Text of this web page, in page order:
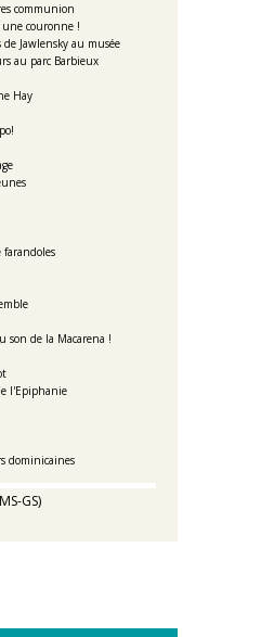
communion
une couronne !
de Jawlensky au musée
au parc Barbieux
Hay
son de la Macarena !
l'Epiphanie
dominicaines
GS)